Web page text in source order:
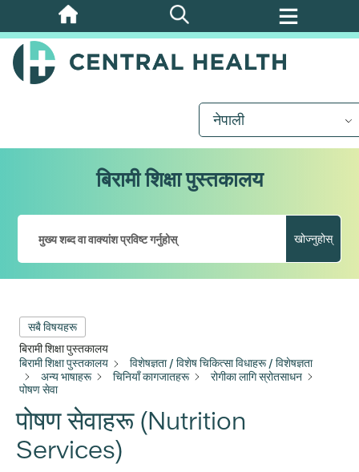
मुख्य
सामग्रीमा
जानुहोस्
नेपाली
बिरामी शिक्षा पुस्तकालय
खोज्नुहोस्
सबै विषयहरू
बिरामी शिक्षा पुस्तकालय
बिरामी शिक्षा पुस्तकालय
विशेषज्ञता / विशेष चिकित्सा विधाहरू / विशेषज्ञता
अन्य भाषाहरू
चिनियाँ कागजातहरू
रोगीका लागि स्रोतसाधन
पोषण सेवा
पोषण सेवाहरू (Nutrition
Services)